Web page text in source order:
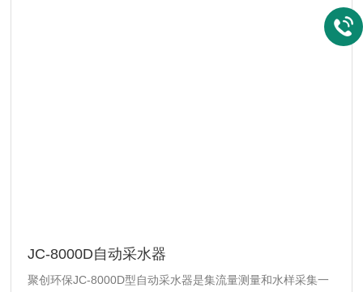
JC-8000D自动采水器
聚创环保JC-8000D型自动采水器是集流量测量和水样采集一